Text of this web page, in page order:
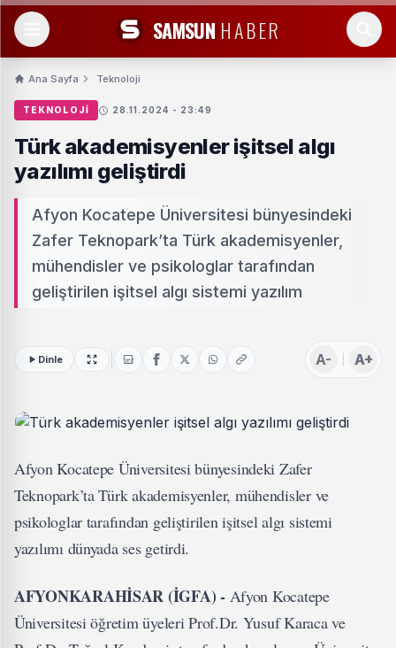
SAMSUN HABER
Ana Sayfa Teknoloji
TEKNOLOJI 28.11.2024 - 23:49
Türk akademisyenler işitsel algı
yazılımı geliştirdi
Afyon Kocatepe Üniversitesi bünyesindeki
Zafer Teknopark’ta Türk akademisyenler,
mühendisler ve psikologlar tarafından
geliştirilen işitsel algı sistemi yazılım
Dinle A- A+
Afyon Kocatepe Üniversitesi bünyesindeki Zafer
Teknopark’ta Türk akademisyenler, mühendisler ve
psikologlar tarafından geliştirilen işitsel algı sistemi
yazılımı dünyada ses getirdi.
AFYONKARAHİSAR (İGFA) - Afyon Kocatepe
Üniversitesi öğretim üyeleri Prof.Dr. Yusuf Karaca ve